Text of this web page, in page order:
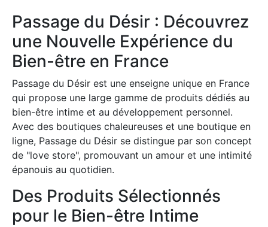
Passage du Désir : Découvrez
une Nouvelle Expérience du
Bien-être en France
Passage du Désir est une enseigne unique en France
qui propose une large gamme de produits dédiés au
bien-être intime et au développement personnel.
Avec des boutiques chaleureuses et une boutique en
ligne, Passage du Désir se distingue par son concept
de "love store", promouvant un amour et une intimité
épanouis au quotidien.
Des Produits Sélectionnés
pour le Bien-être Intime